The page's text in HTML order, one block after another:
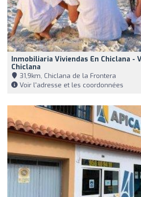
Inmobiliaria Viviendas En Chiclana -
Chiclana
31,9km, Chiclana de la Frontera
Voir l'adresse et les coordonnées